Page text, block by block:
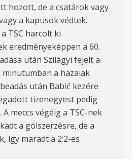
hozott, de a csatárok vagy
a kapusok védtek.
TSC harcolt ki
eredményeképpen a 60.
után Szilágyi fejelt a
minutumban a hazaiak
után Babić kezére
tizenegyest pedig
meccs végéig a TSC-nek
a gólszerzésre, de a
így maradt a 2:2-es